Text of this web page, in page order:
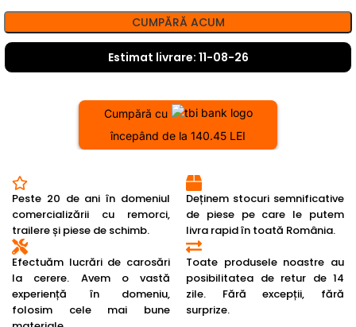
CUMPĂRĂ ACUM
Estimat livrare: 11-08-26
Cumpără cu
începând de la 140.45 LEI
Peste 20 de ani în domeniul
comercializării cu remorci,
trailere și piese de schimb.
Efectuăm lucrări de carosări
la cerere. Avem o vastă
experiență în domeniu,
folosim cele mai bune
Deținem stocuri semnificative
de piese pe care le putem
livra rapid în toată România.
Toate produsele noastre au
posibilitatea de retur de 14
zile. Fără excepții, fără
surprize.